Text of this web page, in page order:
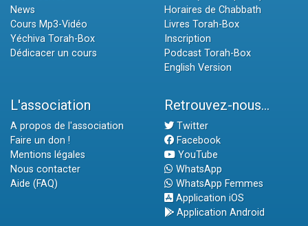
News
Cours Mp3-Vidéo
Yéchiva Torah-Box
Dédicacer un cours
Horaires de Chabbath
Livres Torah-Box
Inscription
Podcast Torah-Box
English Version
L'association
A propos de l'association
Faire un don !
Mentions légales
Nous contacter
Aide (FAQ)
Retrouvez-nous...
Twitter
Facebook
YouTube
WhatsApp
WhatsApp Femmes
Application iOS
Application Android